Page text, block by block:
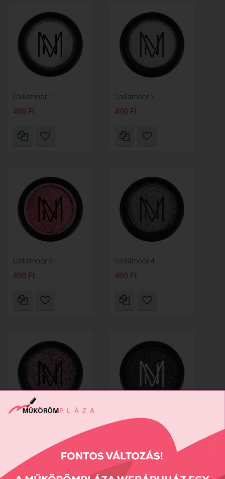
Csillámpor 1
490 Ft
Csillámpor 2
490 Ft
Csillámpor 3
490 Ft
Csillámpor 4
490 Ft